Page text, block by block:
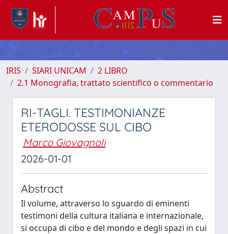
IRIS SIARI UNICAM
2 LIBRO
2.1 Monografia, trattato scientifico o commentario
RI-TAGLI. TESTIMONIANZE
ETERODOSSE SUL CIBO
Marco Giovagnoli
2026-01-01
Abstract
Il volume, attraverso lo sguardo di eminenti
testimoni della cultura italiana e internazionale,
si occupa di cibo e del mondo e degli spazi in cui